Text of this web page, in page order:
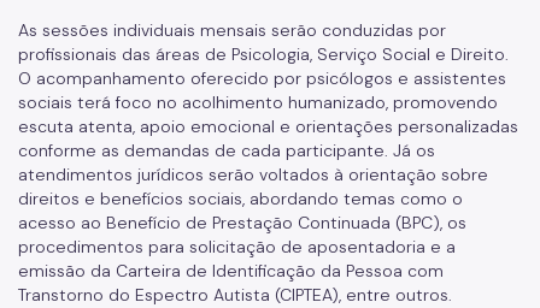
As sessões individuais mensais serão conduzidas por
profissionais das áreas de Psicologia, Serviço Social e Direito.
O acompanhamento oferecido por psicólogos e assistentes
sociais terá foco no acolhimento humanizado, promovendo
escuta atenta, apoio emocional e orientações personalizadas
conforme as demandas de cada participante. Já os
atendimentos jurídicos serão voltados à orientação sobre
direitos e benefícios sociais, abordando temas como o
acesso ao Benefício de Prestação Continuada (BPC), os
procedimentos para solicitação de aposentadoria e a
emissão da Carteira de Identificação da Pessoa com
Transtorno do Espectro Autista (CIPTEA), entre outros.